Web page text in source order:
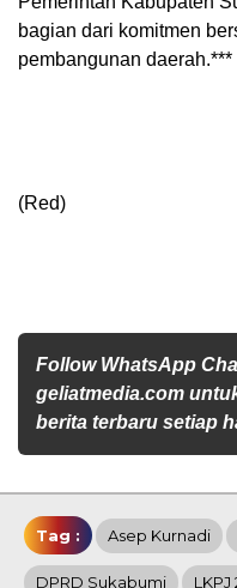
bagian dari komitmen
pembangunan daerah.***
(Red)
Follow WhatsApp
geliatmedia.com
berita terbaru setiap
Tag : Asep Kurnadi
DPRD Sukabumi LKPJ